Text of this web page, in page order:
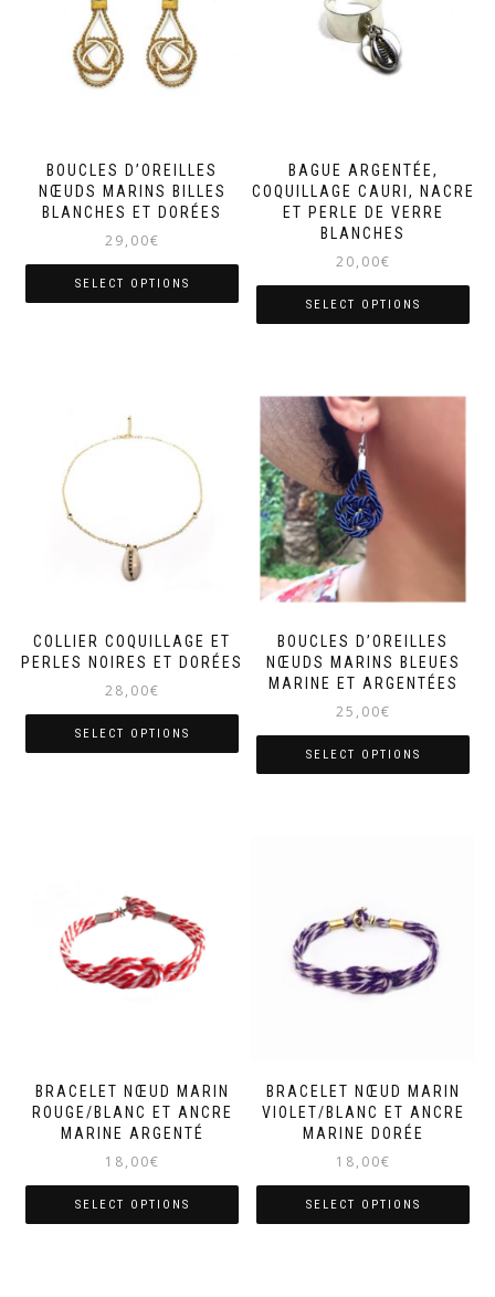
BOUCLES D’OREILLES
NŒUDS MARINS BILLES
BLANCHES ET DORÉES
29,00€
SELECT OPTIONS
BAGUE ARGENTÉE,
COQUILLAGE CAURI, NACRE
ET PERLE DE VERRE
BLANCHES
20,00€
SELECT OPTIONS
COLLIER COQUILLAGE ET
PERLES NOIRES ET DORÉES
28,00€
SELECT OPTIONS
BOUCLES D’OREILLES
NŒUDS MARINS BLEUES
MARINE ET ARGENTÉES
25,00€
SELECT OPTIONS
BRACELET NŒUD MARIN
ROUGE/BLANC ET ANCRE
MARINE ARGENTÉ
18,00€
SELECT OPTIONS
BRACELET NŒUD MARIN
VIOLET/BLANC ET ANCRE
MARINE DORÉE
18,00€
SELECT OPTIONS